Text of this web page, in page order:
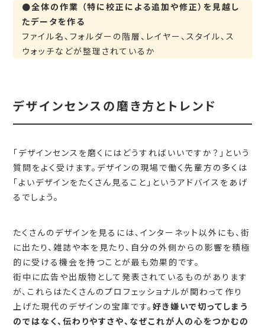
●全体の作業 （特に校正による追加や修正）を見越し
たデータを作る
ファイル名、フォルダーの階層、レイヤー、スタイル、ス
ウォッチなどが整理されているか
デザインセンスの磨き方とトレンド
「デザインセンスを磨くにはどうすればいいですか？」という
質問をよく受けます。デザインの現場で働く先輩方の多くは
「よいデザインをたくさん見ること」というアドバイスをあげ
るでしょう。
たくさんのデザインを見るには、インターネット以外にも、街
に出たり、雑誌や本を見たり、自分の外側からの影響を積極
的に受ける機会を持つことが最も効果的です。
街中に広告や出版物として発表されているものがあります
が、これらはたくさんのプロフェッショナルが関わって作り
上げた現代のデザインの宝庫です。好き嫌いで切ってしまう
のではなく、伝わりやすさや、なぜこれが人の心をつかむの